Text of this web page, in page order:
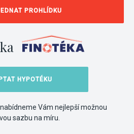
PROHLÍDKU
HYPOTÉKU
Vám nejlepší možnou
sazbu na míru.